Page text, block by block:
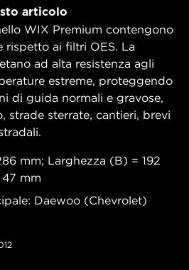
articolo
WIX Premium contengono
rispetto ai filtri OES. La
ad alta resistenza agli
estreme, proteggendo
di guida normali e gravose,
strade sterrate, cantieri, brevi
mm; Larghezza (B) = 192
mm
Daewoo (Chevrolet)